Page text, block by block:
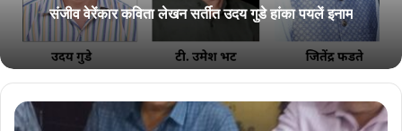
संजीव वेरेंकार कविता लेखन सर्तीत उदय गुडे हांका पयलें इनाम